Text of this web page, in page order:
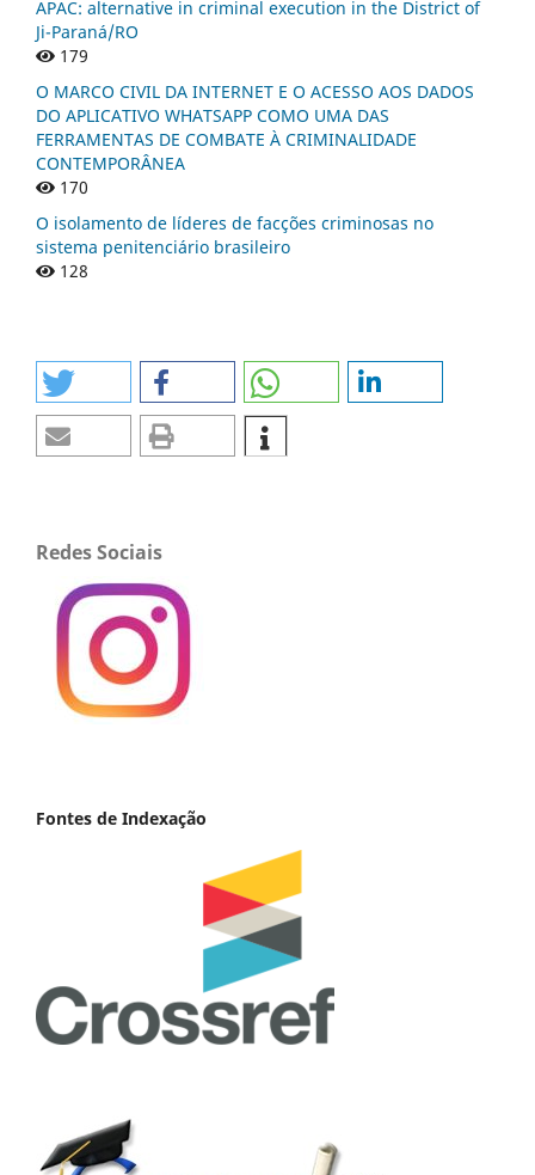
APAC: alternative in criminal execution in the District of
Ji-Paraná/RO
179
O MARCO CIVIL DA INTERNET E O ACESSO AOS DADOS
DO APLICATIVO WHATSAPP COMO UMA DAS
FERRAMENTAS DE COMBATE À CRIMINALIDADE
CONTEMPORÂNEA
170
O isolamento de líderes de facções criminosas no
sistema penitenciário brasileiro
128
Redes Sociais
Fontes de Indexação